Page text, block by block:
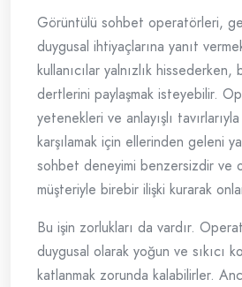
Görüntülü sohbet operatörleri,
duygusal ihtiyaçlarına yanıt
kullanıcılar yalnızlık hissederken,
dertlerini paylaşmak isteyebilir.
yetenekleri ve anlayışlı
karşılamak için ellerinden geleni
sohbet deneyimi benzersizdir ve
müşteriyle birebir ilişki kurarak
Bu işin zorlukları da vardır.
duygusal olarak yoğun ve sıkıcı
katlanmak zorunda kalabilirler.